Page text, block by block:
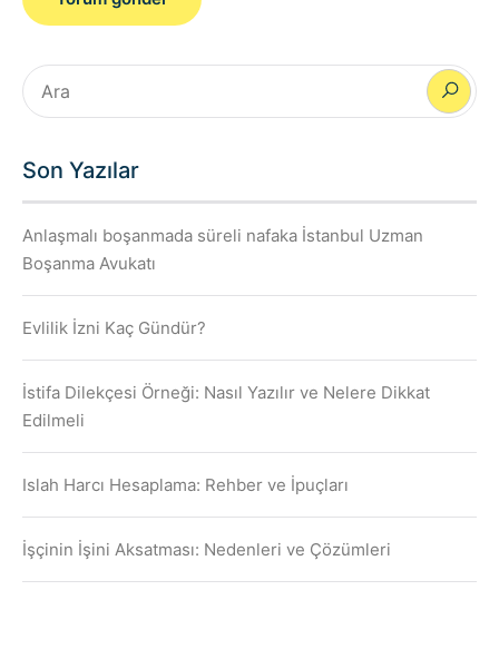
Son Yazılar
Anlaşmalı boşanmada süreli nafaka İstanbul Uzman
Boşanma Avukatı
Evlilik İzni Kaç Gündür?
İstifa Dilekçesi Örneği: Nasıl Yazılır ve Nelere Dikkat
Edilmeli
Islah Harcı Hesaplama: Rehber ve İpuçları
İşçinin İşini Aksatması: Nedenleri ve Çözümleri